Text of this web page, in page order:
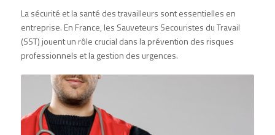
La sécurité et la santé des travailleurs sont essentielles en
entreprise. En France, les Sauveteurs Secouristes du Travail
(SST) jouent un rôle crucial dans la prévention des risques
professionnels et la gestion des urgences.